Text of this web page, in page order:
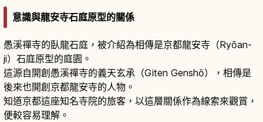
意識與龍安寺石庭原型的關係
愚溪禪寺的臥龍石庭，被介紹為相傳是京都龍安寺（Ryōan-
ji）石庭原型的庭園。
這源自開創愚溪禪寺的義天玄承（Giten Genshō），相傳是
後來也開創京都龍安寺的人物。
知道京都這座知名寺院的旅客，以這層關係作為線索來觀賞，
便較容易理解。